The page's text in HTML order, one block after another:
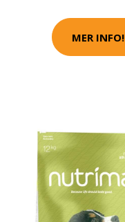
MER INFO!